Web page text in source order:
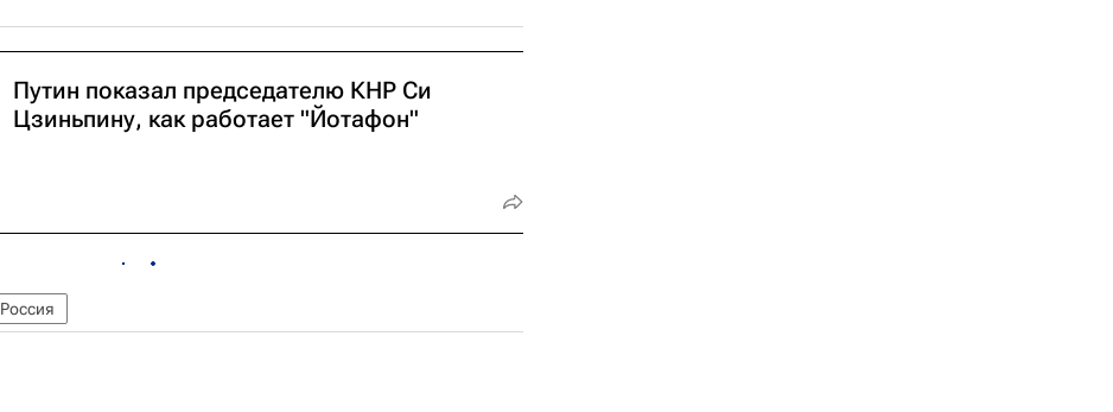
Путин показал председателю КНР Си
Цзиньпину, как работает "Йотафон"
Россия